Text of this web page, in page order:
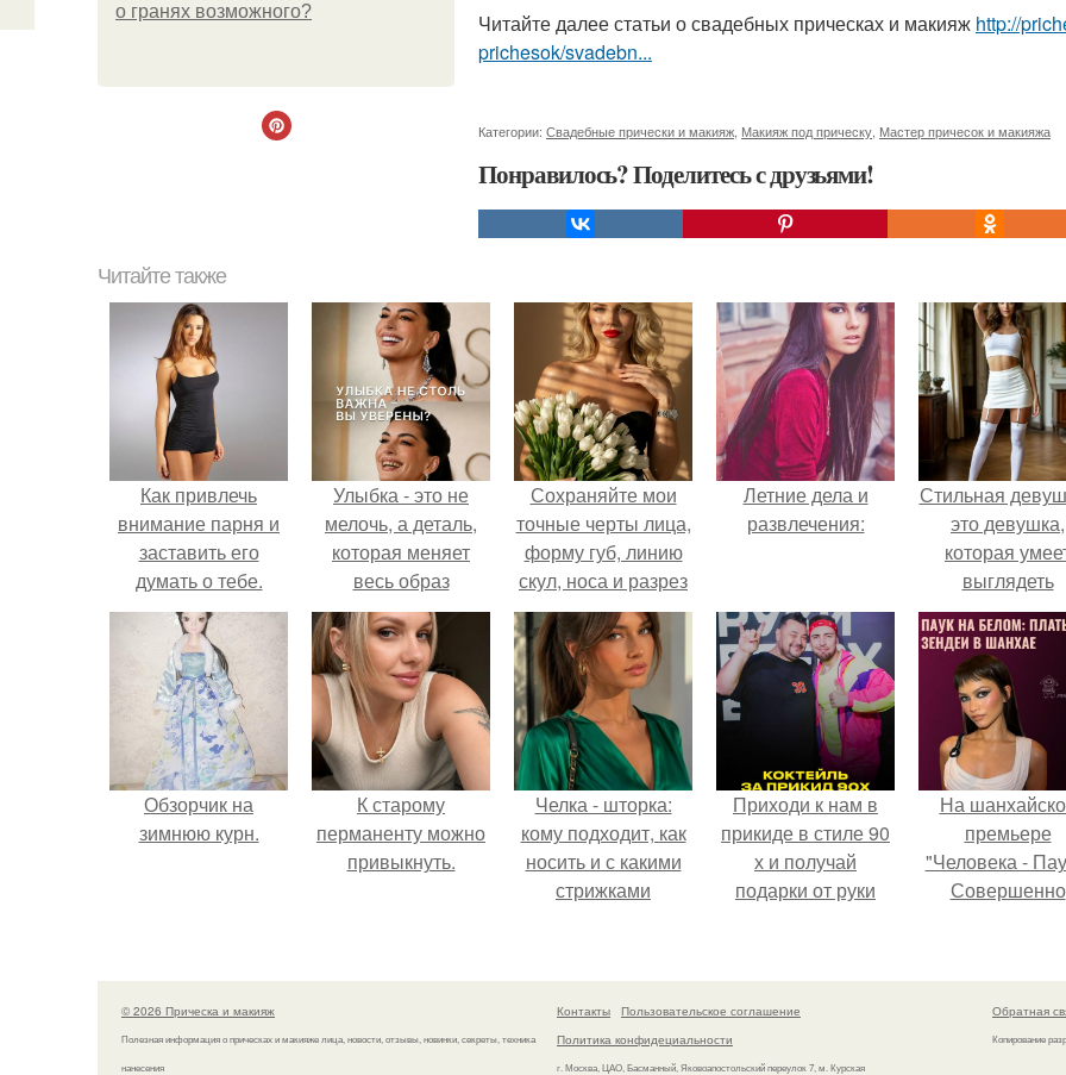
о гранях возможного?
Читайте далее статьи о свадебных прическах и макияж http://
prichesok/svadebn...
Категории: Свадебные прически и макияж Макияж под прическу Мастер причесок и макияжа
Понравилось? Поделитесь с друзьями!
Читайте также
Как привлечь
внимание парня и
заставить его
думать о тебе.
Улыбка - это не
мелочь, а деталь,
которая меняет
весь образ
человека.
Сохраняйте мои
точные черты лица,
форму губ, линию
скул, носа и разрез
глаз.
Летние дела и
развлечения:
Стильная
это девушка,
которая
выглядеть
элегантно в
ситуации.
Обзорчик на
зимнюю курн.
К старому
перманенту можно
привыкнуть.
Челка - шторка:
кому подходит, как
носить и с какими
стрижками
Приходи к нам в
прикиде в стиле 90
х и получай
подарки от руки
На
премьере
"Человека -
Совершенно
просто
наряд, а
артефакт
© 2026 Прическа и макияж
Полезная информация о прическах и макияже лица, новости, отзывы, новинки, секреты, техника
нанесения
Контакты
Пользовательское соглашение
Политика конфидециальности
г. Москва, ЦАО, Басманный, Яковоапостольский переулок 7, м. Курская
Обратная
Копирование